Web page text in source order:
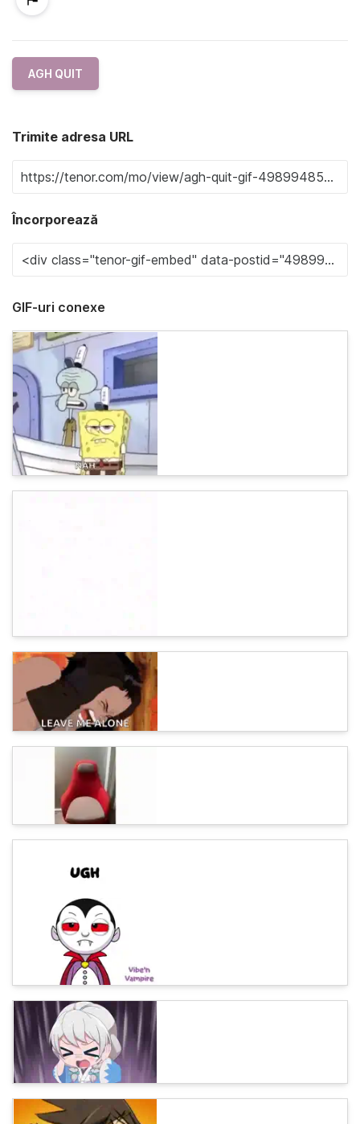
AGH QUIT
Trimite adresa URL
Încorporează
GIF-uri conexe